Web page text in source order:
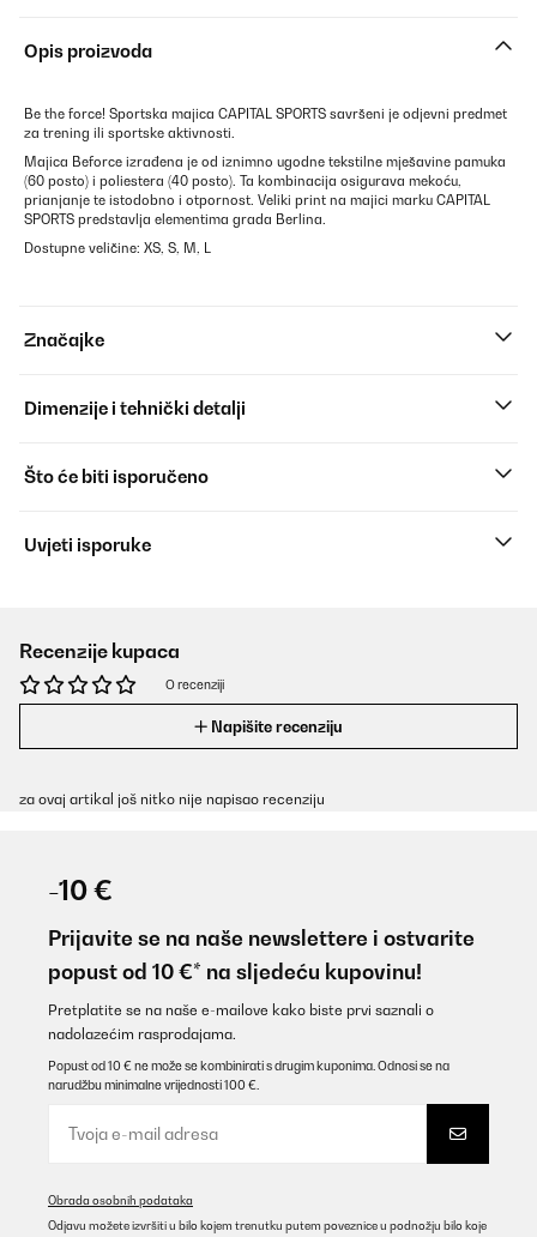
Opis proizvoda
Be the force! Sportska majica CAPITAL SPORTS savršeni je odjevni predmet
za trening ili sportske aktivnosti.
Majica Beforce izrađena je od iznimno ugodne tekstilne mješavine pamuka
(60 posto) i poliestera (40 posto). Ta kombinacija osigurava mekoću,
prianjanje te istodobno i otpornost. Veliki print na majici marku CAPITAL
SPORTS predstavlja elementima grada Berlina.
Dostupne veličine: XS, S, M, L
Značajke
Dimenzije i tehnički detalji
Što će biti isporučeno
Uvjeti isporuke
Recenzije kupaca
O recenziji
Napišite recenziju
za ovaj artikal još nitko nije napisao recenziju
-10 €
Prijavite se na naše newslettere i ostvarite
popust od 10 €* na sljedeću kupovinu!
Pretplatite se na naše e-mailove kako biste prvi saznali o
nadolazećim rasprodajama.
Popust od 10 € ne može se kombinirati s drugim kuponima. Odnosi se na
narudžbu minimalne vrijednosti 100 €.
Obrada osobnih podataka
Odjavu možete izvršiti u bilo kojem trenutku putem poveznice u podnožju bilo koje